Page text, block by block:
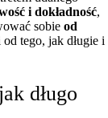
i dokładność,
sobie od
tego, jak długie i
długo